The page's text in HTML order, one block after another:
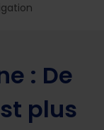
: De
plus